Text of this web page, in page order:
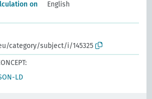
on
English
category/subject/i/145325
LD